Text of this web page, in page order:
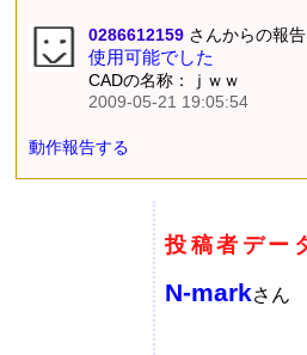
0286612159 さんからの報告
使用可能でした
CADの名称：ｊｗｗ
2009-05-21 19:05:54
動作報告する
投稿者デー
N-markさん